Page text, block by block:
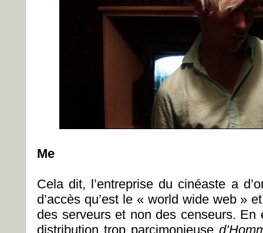
Me
Cela dit, l’entreprise du cinéaste a
d’accès qu’est le « world wide web »
des serveurs et non des censeurs.
distribution trop parcimonieuse